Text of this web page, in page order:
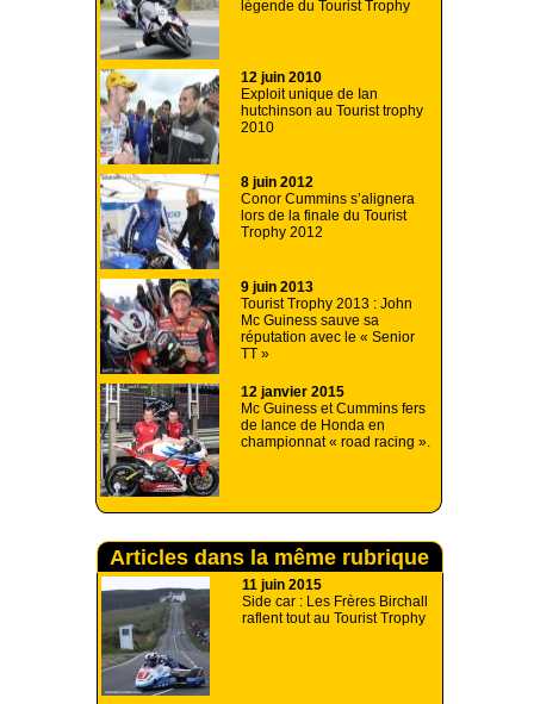
légende du Tourist Trophy
12 juin 2010
Exploit unique de Ian
hutchinson au Tourist trophy
2010
8 juin 2012
Conor Cummins s’alignera
lors de la finale du Tourist
Trophy 2012
9 juin 2013
Tourist Trophy 2013 : John
Mc Guiness sauve sa
réputation avec le « Senior
TT »
12 janvier 2015
Mc Guiness et Cummins fers
de lance de Honda en
championnat « road racing ».
Articles dans la même rubrique
11 juin 2015
Side car : Les Frères Birchall
raflent tout au Tourist Trophy